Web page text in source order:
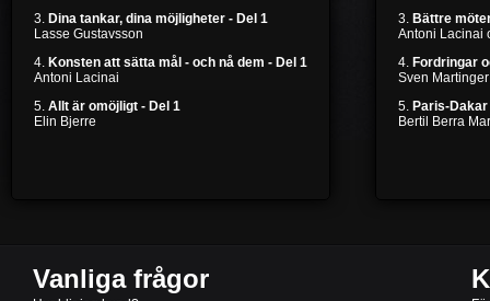
3. Dina tankar, dina möjligheter - Del 1
Lasse Gustavsson
4. Konsten att sätta mål - och nå dem - Del 1
Antoni Lacinai
5. Allt är omöjligt - Del 1
Elin Bjerre
3. Bättre
Antoni Lacinai
4. Fordringar
Sven Martinger
5. Paris-Dakar
Bertil Berra
Vanliga frågor